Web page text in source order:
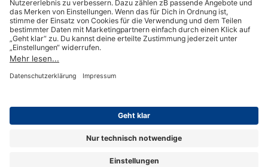
ImpressumAGBDatenschutzWiderruf Vertrag widerrufen
Alle Preise verstehen sich inkl. ges. MwSt. *Kostenloser Versand innerhalb
Deutschlands, bei Bestellungen ab 100,00 Euro.
© Copyright 2026 GOTOOLS GmbH - Alle Rechte vorbehalten. powered by
createyourtemplate